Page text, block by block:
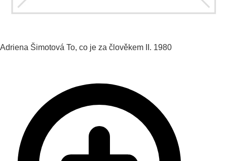
Adriena Šimotová To, co je za člověkem II. 1980